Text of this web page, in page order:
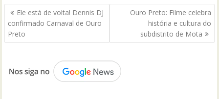
Navegação
de
Post
Ele está de volta! Dennis DJ
confirmado Carnaval de Ouro
Preto
Ouro Preto: Filme celebra
história e cultura do
subdistrito de Mota